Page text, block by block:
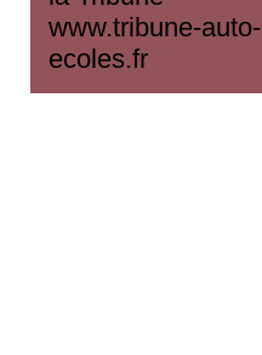
www.tribune-auto-
ecoles.fr